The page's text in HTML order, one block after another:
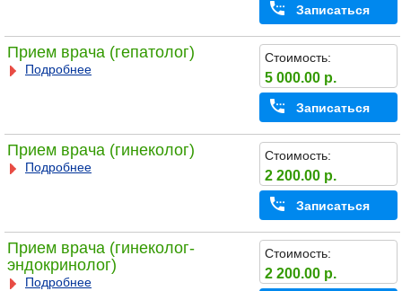
Записаться
Прием врача (гепатолог)
Подробнее
Стоимость:
5 000.00 р.
Записаться
Прием врача (гинеколог)
Подробнее
Стоимость:
2 200.00 р.
Записаться
Прием врача (гинеколог-
эндокринолог)
Подробнее
Стоимость:
2 200.00 р.